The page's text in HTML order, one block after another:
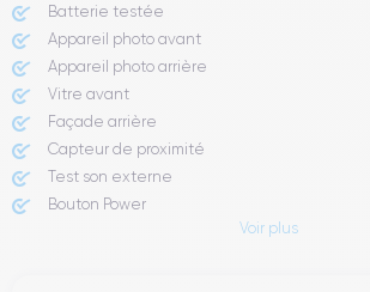
Batterie testée
Appareil photo avant
Appareil photo arrière ​
Vitre avant ​
Façade arrière
Capteur de proximité
Test son externe
Bouton Power
Voir plus